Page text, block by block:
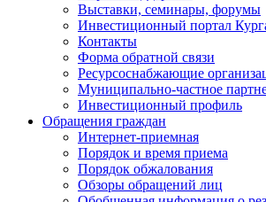
Выставки, семинары, форумы
Инвестиционный портал
Контакты
Форма обратной связи
Ресурсоснабжающие
Муниципально-частное
Инвестиционный профиль
Обращения граждан
Интернет-приемная
Порядок и время приема
Порядок обжалования
Обзоры обращений лиц